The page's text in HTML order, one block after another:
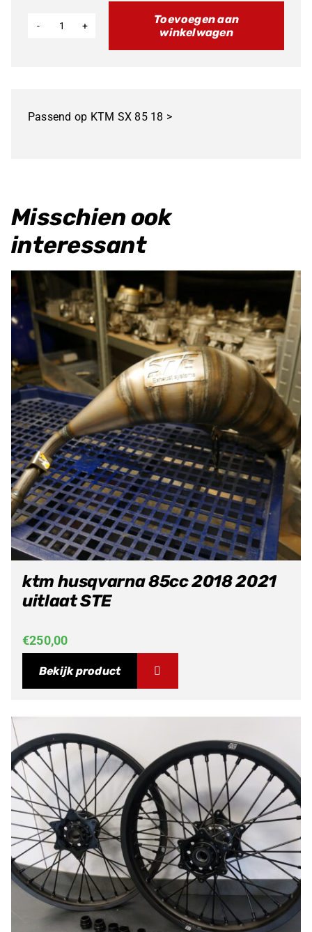
85
Toevoegen aan
winkelwagen
Passend op KTM SX 85 18 >
Misschien ook
interessant
ktm husqvarna 85cc 2018 2021
uitlaat STE
€250,00
Bekijk product